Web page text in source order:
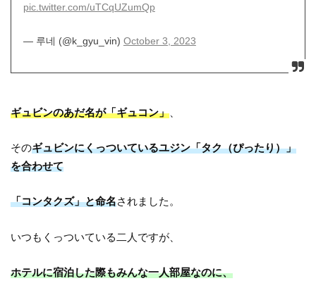
pic.twitter.com/uTCqUZumQp
— 루네 (@k_gyu_vin) October 3, 2023
ギュビンのあだ名が「ギュコン」
そのギュビンにくっついているユジン「タク（ぴったり）」
を合わせて
「コンタクズ」と命名されました。
いつもくっついている二人ですが、
ホテルに宿泊した際もみんな一人部屋なのに、